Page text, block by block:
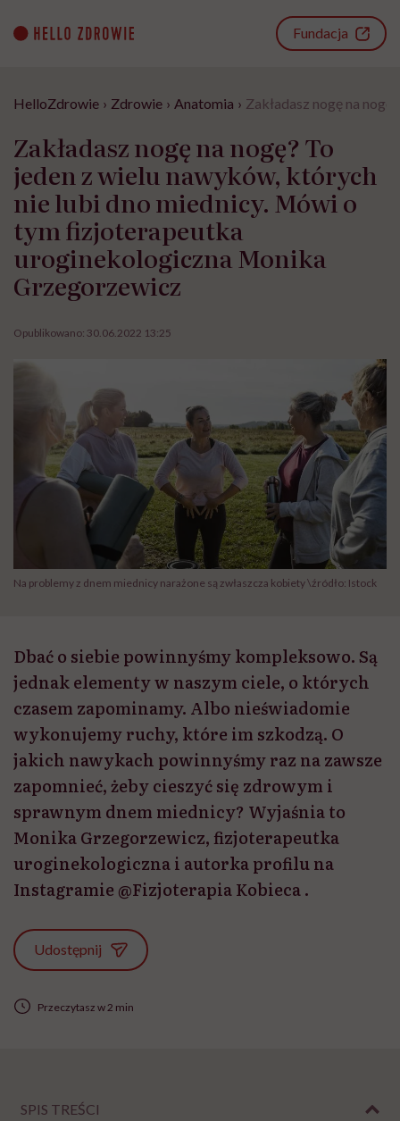
content
Fundacja
HelloZdrowie › Zdrowie › Anatomia › Zakładasz nogę na
Zakładasz nogę na nogę? To
jeden z wielu nawyków, których
nie lubi dno miednicy. Mówi o
tym fizjoterapeutka
uroginekologiczna Monika
Grzegorzewicz
Opublikowano: 30.06.2022 13:25
Na problemy z dnem miednicy narażone są zwłaszcza kobiety \źródło: Istock
Dbać o siebie powinnyśmy kompleksowo. Są
jednak elementy w naszym ciele, o których
czasem zapominamy. Albo nieświadomie
wykonujemy ruchy, które im szkodzą. O
jakich nawykach powinnyśmy raz na zawsze
zapomnieć, żeby cieszyć się zdrowym i
sprawnym dnem miednicy? Wyjaśnia to
Monika Grzegorzewicz, fizjoterapeutka
uroginekologiczna i autorka profilu na
Instagramie @Fizjoterapia Kobieca .
Udostępnij
Przeczytasz w 2 min
SPIS TREŚCI